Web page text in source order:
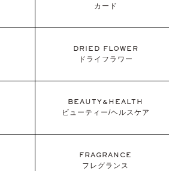
カード
DRIED FLOWER
ドライフラワー
BEAUTY&HEALTH
ビューティー/ヘルスケア
FRAGRANCE
フレグランス